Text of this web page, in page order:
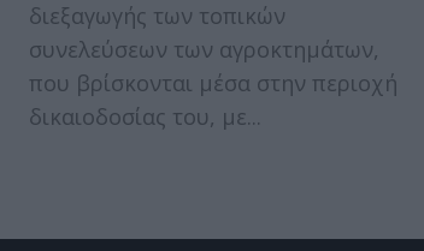
διεξαγωγής των τοπικών
συνελεύσεων των αγροκτημάτων,
που βρίσκονται μέσα στην περιοχή
δικαιοδοσίας του, με...